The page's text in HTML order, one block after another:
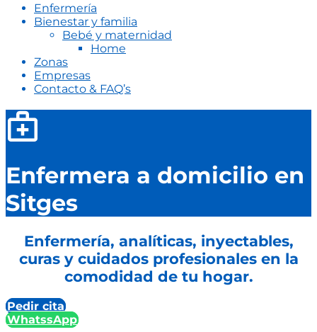
Enfermería
Bienestar y familia
Bebé y maternidad
Home
Zonas
Empresas
Contacto & FAQ’s
Enfermera a domicilio en
Sitges
Enfermería, analíticas, inyectables,
curas y cuidados profesionales en la
comodidad de tu hogar.
Pedir cita
WhatssApp